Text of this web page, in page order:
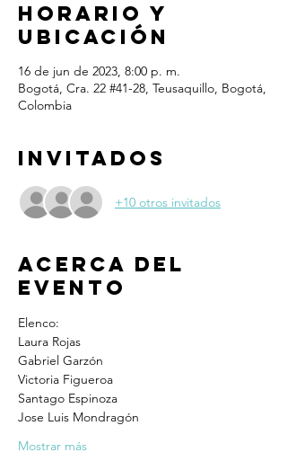
Horario y
ubicación
16 de jun de 2023, 8:00 p. m.
Bogotá, Cra. 22 #41-28, Teusaquillo, Bogotá,
Colombia
Invitados
+10 otros invitados
Acerca del
evento
Elenco:
Laura Rojas
Gabriel Garzón
Victoria Figueroa
Santago Espinoza
Jose Luis Mondragón
Mostrar más